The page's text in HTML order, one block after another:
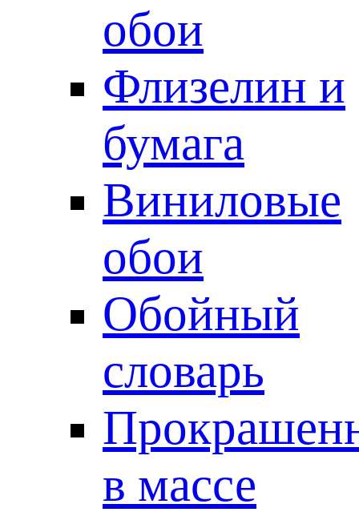
обои
Флизелин и
бумага
Виниловые
обои
Обойный
словарь
в массе